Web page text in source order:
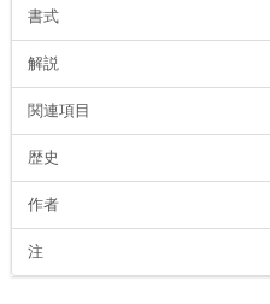
書式
解説
関連項目
歴史
作者
注